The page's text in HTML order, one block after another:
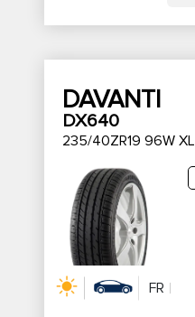
DAVANTI
DX640
235/40ZR19 96W XL
FR